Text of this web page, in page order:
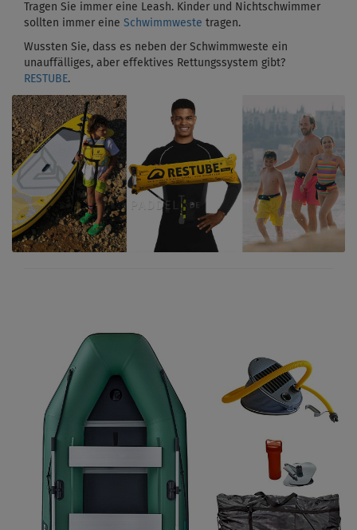
Tragen Sie immer eine Leash. Kinder und Nichtschwimmer
sollten immer eine Schwimmweste tragen.
Wussten Sie, dass es neben der Schwimmweste ein
unauffälliges, aber effektives Rettungssystem gibt?
RESTUBE.